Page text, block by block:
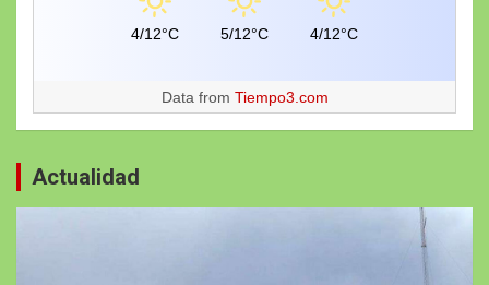
4/12°C 5/12°C 4/12°C
Data from Tiempo3.com
Actualidad